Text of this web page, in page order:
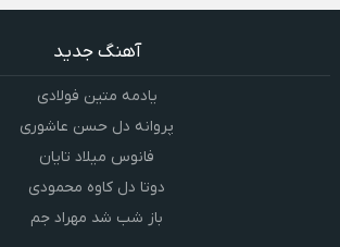
آهنگ جدید
یادمه متین فولادی
پروانه دل حسن عاشوری
فانوس میلاد تایان
دوتا دل کاوه محمودی
باز شب شد مهراد جم